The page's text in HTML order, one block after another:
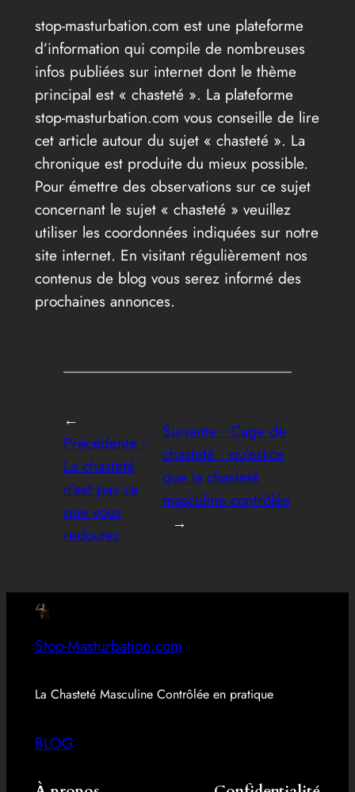
stop-masturbation.com est une plateforme
d’information qui compile de nombreuses
infos publiées sur internet dont le thème
principal est « chasteté ». La plateforme
stop-masturbation.com vous conseille de lire
cet article autour du sujet « chasteté ». La
chronique est produite du mieux possible.
Pour émettre des observations sur ce sujet
concernant le sujet « chasteté » veuillez
utiliser les coordonnées indiquées sur notre
site internet. En visitant régulièrement nos
contenus de blog vous serez informé des
prochaines annonces.
←
Précédente :
La chasteté
n’est pas ce
que vous
redoutez
Suivante : Cage de
chasteté : qu’est-ce
que la chasteté
masculine contrôlée
→
Stop-Masturbation.com
La Chasteté Masculine Contrôlée en pratique
BLOG